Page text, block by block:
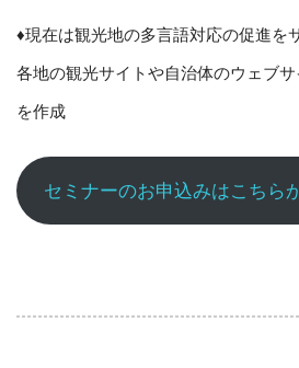
♦現在は観光地の多言語対応の促進を
各地の観光サイトや自治体のウェブ
を作成
セミナーのお申込みはこちら